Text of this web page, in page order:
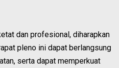
dan profesional, diharapkan
pleno ini dapat berlangsung
serta dapat memperkuat